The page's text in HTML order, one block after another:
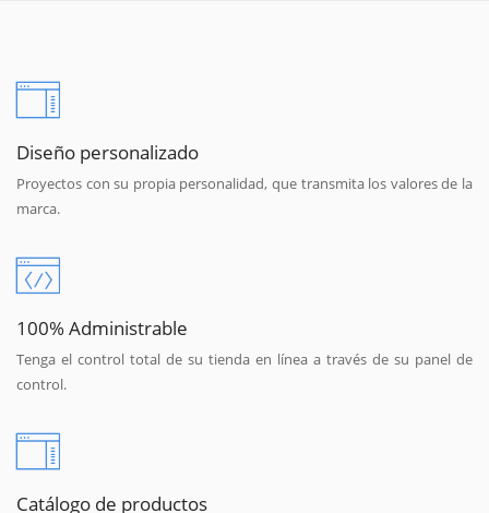
Diseño personalizado
Proyectos con su propia personalidad, que transmita los valores de la
marca.
100% Administrable
Tenga el control total de su tienda en línea a través de su panel de
control.
Catálogo de productos